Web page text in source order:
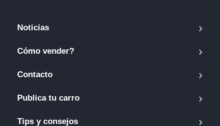
Noticias
Cómo vender?
Contacto
Publica tu carro
Tips y consejos